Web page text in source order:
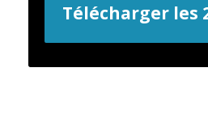
Télécharger les